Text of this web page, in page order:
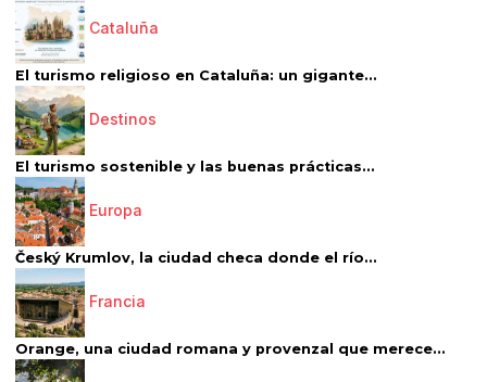
Cataluña
El turismo religioso en Cataluña: un gigante...
Destinos
El turismo sostenible y las buenas prácticas...
Europa
Český Krumlov, la ciudad checa donde el río...
Francia
Orange, una ciudad romana y provenzal que merece...